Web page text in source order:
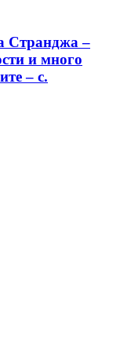
Странджа –
и много
– с.